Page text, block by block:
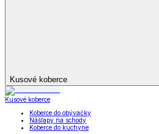
Kusové koberce
Kusové koberce
Koberce do obývačky
Nášľapy na schody
Koberce do kuchyne